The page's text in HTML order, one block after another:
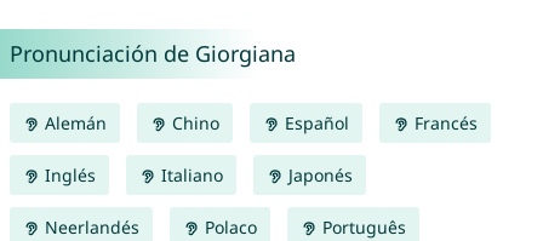
Pronunciación de Giorgiana
Alemán Chino Español Francés
Inglés Italiano Japonés
Neerlandés Polaco Português